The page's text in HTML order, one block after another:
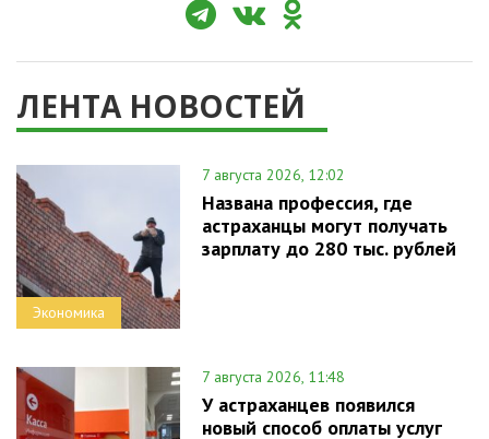
ЛЕНТА НОВОСТЕЙ
Экономика
7 августа 2026, 12:02
Названа профессия, где
астраханцы могут получать
зарплату до 280 тыс. рублей
7 августа 2026, 11:48
У астраханцев появился
новый способ оплаты услуг